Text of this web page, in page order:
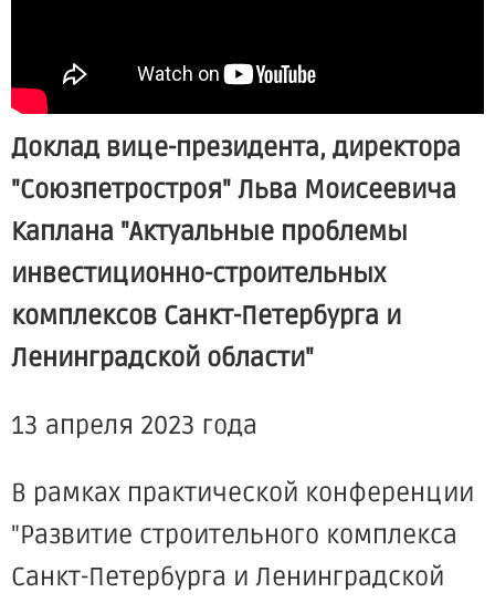
Доклад вице-президента, директора
"Союзпетростроя" Льва Моисеевича
Каплана "Актуальные проблемы
инвестиционно-строительных
комплексов Санкт-Петербурга и
Ленинградской области"
13 апреля 2023 года
В рамках практической конференции
"Развитие строительного комплекса
Санкт-Петербурга и Ленинградской